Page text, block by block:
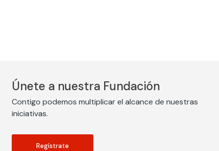
Únete a nuestra Fundación
Contigo podemos multiplicar el alcance de nuestras
iniciativas.
Regístrate